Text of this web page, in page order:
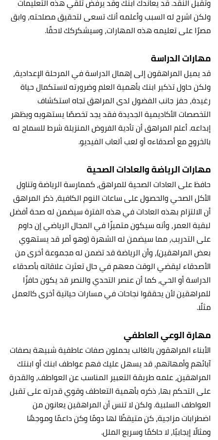
وتقبل النقد. قد يعاندك ابنك وقد يرفض تلقي هذه التعليمات
ولكن اشرح له السبب وأعلمه أنك تسعى لتحقيق مصلحته، وابق
مصرًا على تعليمه هذه المهارات، وسيشكركك لاحقًا.
مهارات الدراسة
قد يميل المراهقون إلى إهمال الدراسة في المرحلة الإعدادية،
ولكن حاول تذكير ابنك بأهمية العلم وضرورته لاستكمال حياة
رغيدة، حفز جانب الفضول لدى المراهق تجاه استكشاف
التخصصات الأكاديمية الجديدة فقد يجد تخصصًا يستهويه ويظهر
إبداعه. أعلم المراهق أن تأدية الفروض المنزيلة شرط للسماح له
بالخروج مع أصدقاءه أو لعب ألعاب الفيديو.
مهارات الرياضة والعادات الصحية
حافظ على العادات الصحية للمراهق، كممارسة الرياضة وتناول
الأكل الصحي والحصول على ساعات النوم الكافية، ذكر المراهق
أن الالتزام بهذه العادات في هذه الفترة سيضمن له صحة أفضل
لبقية العمر، وأنه سيكون متميزًا في المجال الرياضي إن داوم
على التدريب، مما سيضمن له الشهرة (وهو أمر قد يستهوي
بعض المراهقين)، وأن الرياضة قد تضمن له مجموعة أخرى من
الأصدقاء ليقضي الوقت معهم في حال تعثرت علاقاته بأصدقاء
الدراسة أو الحي، كما أن عنصر التحدي والنصر قد يكون حافزًا
للمراهقين لأن يحققوا نجاحات في مسارات حياتية أخرى كالعمل
مثلًا.
مهارة الوعي العاطفي
الأبناء المراهقون بالغالب يحملون صفات عاطفية شبيهة بصفات
آبائهم وأمهاتهم، قد يسهل عليك فهم عواطف ابنك أو ابنتك
المراهقين، علمه طريقة التعبير المناسب عن العواطف، والقدرة
على التحكم بها، ذكره بأهمية التعاطف وقوي قدرته على تقبل
العواطف السلبية. ولكن لا تنس أن المراهقين يعانون من
اضطرابات مزاجية، كن متيقظًا لها دومًا وكن داعمًا وموجهًا
ومثالًا إيجابيًا، لا حاكمًا وسريع الملل.